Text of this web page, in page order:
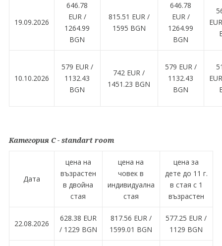
19.09.2026
646.78
EUR /
1264.99
BGN
815.51 EUR /
1595 BGN
646.78
EUR /
1264.99
BGN
10.10.2026
579 EUR /
1132.43
BGN
742 EUR /
1451.23 BGN
579 EUR /
1132.43
BGN
Категория C - standart room
Дата
цена на
възрастен
в двойна
стая
цена на
човек в
индивидуална
стая
цена за
дете до 11 г.
в стая с 1
възрастен
22.08.2026
628.38 EUR
/ 1229 BGN
817.56 EUR /
1599.01 BGN
577.25 EUR /
1129 BGN